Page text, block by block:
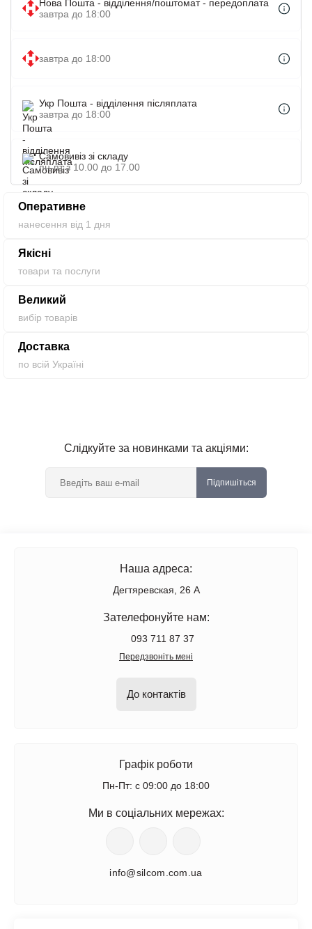
блокнот має тканинний затиск, а також закладку для
співробітників будь-якої установи, потрібно лише
Нова Пошта - відділення/поштомат - передоплата
завтра до 18:00
завтра до 18:00
Укр Пошта - відділення післяплата
завтра до 18:00
Самовивіз зі складу
пн-пт з 10.00 до 17.00
Оперативне
нанесення від 1 дня
Якісні
товари та послуги
Великий
вибір товарів
Доставка
по всій Україні
Слідкуйте за новинками та акціями:
Підпишіться
Наша адреса:
Дегтяревская, 26 А
Зателефонуйте нам:
093 711 87 37
Передзвоніть мені
До контактів
Графік роботи
Пн-Пт: с 09:00 до 18:00
Ми в соціальних мережах:
info@silcom.com.ua